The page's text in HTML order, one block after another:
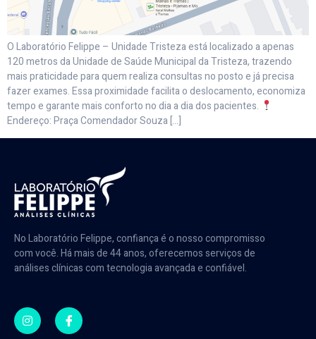
O Laboratório Felippe – Unidade Tristeza está localizado a apenas
120 metros da Unidade de Saúde Municipal da Tristeza, trazendo
mais praticidade para quem realiza consultas no posto e já precisa
fazer exames. Essa proximidade facilita o deslocamento, economiza
tempo e garante mais conforto no dia a dia dos pacientes.
Endereço: Praça Comendador Souza […]
No Laboratório Felippe, confiança é o nosso compromisso
com você. Há mais de 44 anos, oferecemos serviços de
análises clínicas com tecnologia avançada e confiável.